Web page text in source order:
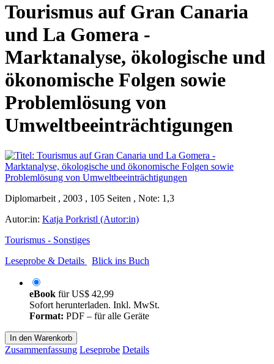
Tourismus auf Gran Canaria
und La Gomera -
Marktanalyse, ökologische und
ökonomische Folgen sowie
Problemlösung von
Umweltbeeinträchtigungen
Diplomarbeit , 2003 , 105 Seiten , Note: 1,3
Autor:in: Katja Porkristl (Autor:in)
Tourismus - Sonstiges
Leseprobe & Details
Blick ins Buch
eBook fürUS$ 42,99
Sofort herunterladen. Inkl. MwSt.
Format: PDF – für alle Geräte
In den Warenkorb
Zusammenfassung Leseprobe Details